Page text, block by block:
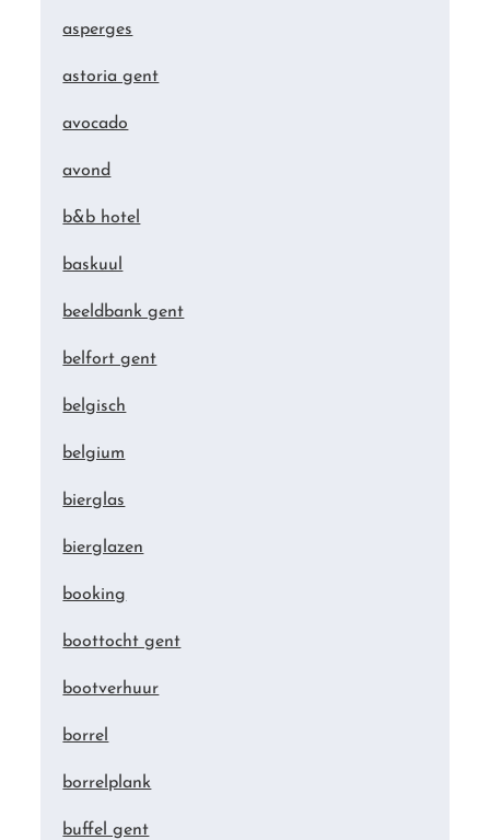
asperges
astoria gent
avocado
avond
b&b hotel
baskuul
beeldbank gent
belfort gent
belgisch
belgium
bierglas
bierglazen
booking
boottocht gent
bootverhuur
borrel
borrelplank
buffel gent